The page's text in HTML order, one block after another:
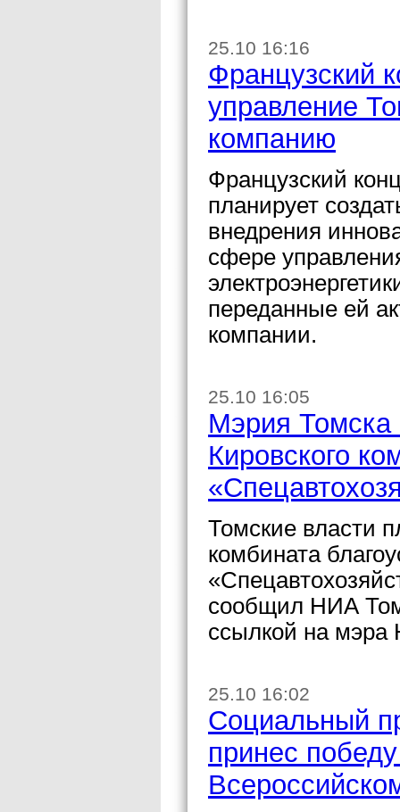
25.10 16:16
Французский
управление
компанию
Французский
планирует
внедрения
сфере
переданные ей
компании.
25.10 16:05
Мэрия Томска
Кировского
Томские власти
комбината
сообщил НИА
ссылкой на мэра
25.10 16:02
Социальный
принес